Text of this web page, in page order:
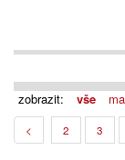
zobrazit: vše
< 2 3